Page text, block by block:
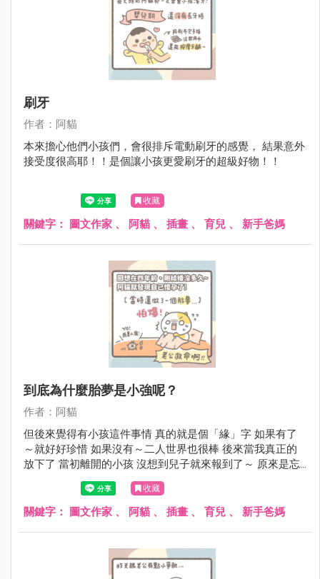
刷牙
作者：阿貓
本來擔心他們小孩們，會很排斥電動刷牙的感覺， 結果意外
接受度很高耶！！是個讓小孩更愛刷牙的超級好物！！
收藏
關鍵字： 圖文作家 、 阿貓 、 插畫 、 育兒 、 新手爸媽
到底為什麼胎夢是小強呢？
作者：阿貓
但後來覺得有小孩這件事情 真的就是個「緣」字 如果有了
～就好好珍惜 如果沒有～二人世界也很棒 後來當我真正的
放下了 當初離開的小孩 沒想到兒子就來報到了～ 原來是忘
了帶小弟弟啊!!! 真是糊塗
收藏
關鍵字： 圖文作家 、 阿貓 、 插畫 、 育兒 、 新手爸媽